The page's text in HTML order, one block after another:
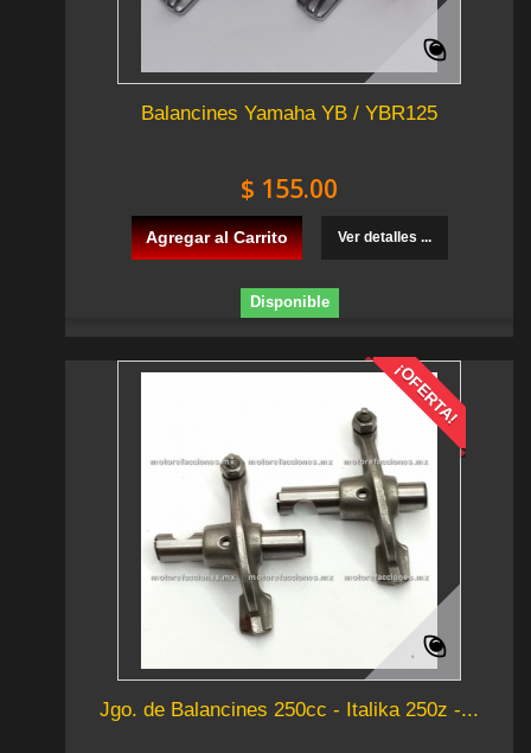
Balancines Yamaha YB / YBR125
$ 155.00
Agregar al Carrito Ver detalles ...
Disponible
¡OFERTA!
Jgo. de Balancines 250cc - Italika 250z -...